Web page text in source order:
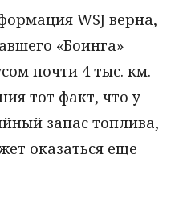
WSJ верна,
«Боинга»
почти 4 тыс. км.
тот факт, что у
запас топлива,
оказаться еще